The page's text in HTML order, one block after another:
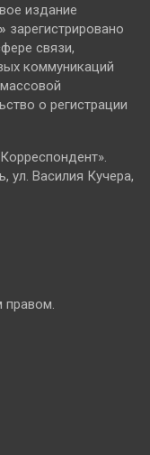
издание
зарегистрировано
связи,
коммуникаций
о регистрации
ул. Василия Кучера,